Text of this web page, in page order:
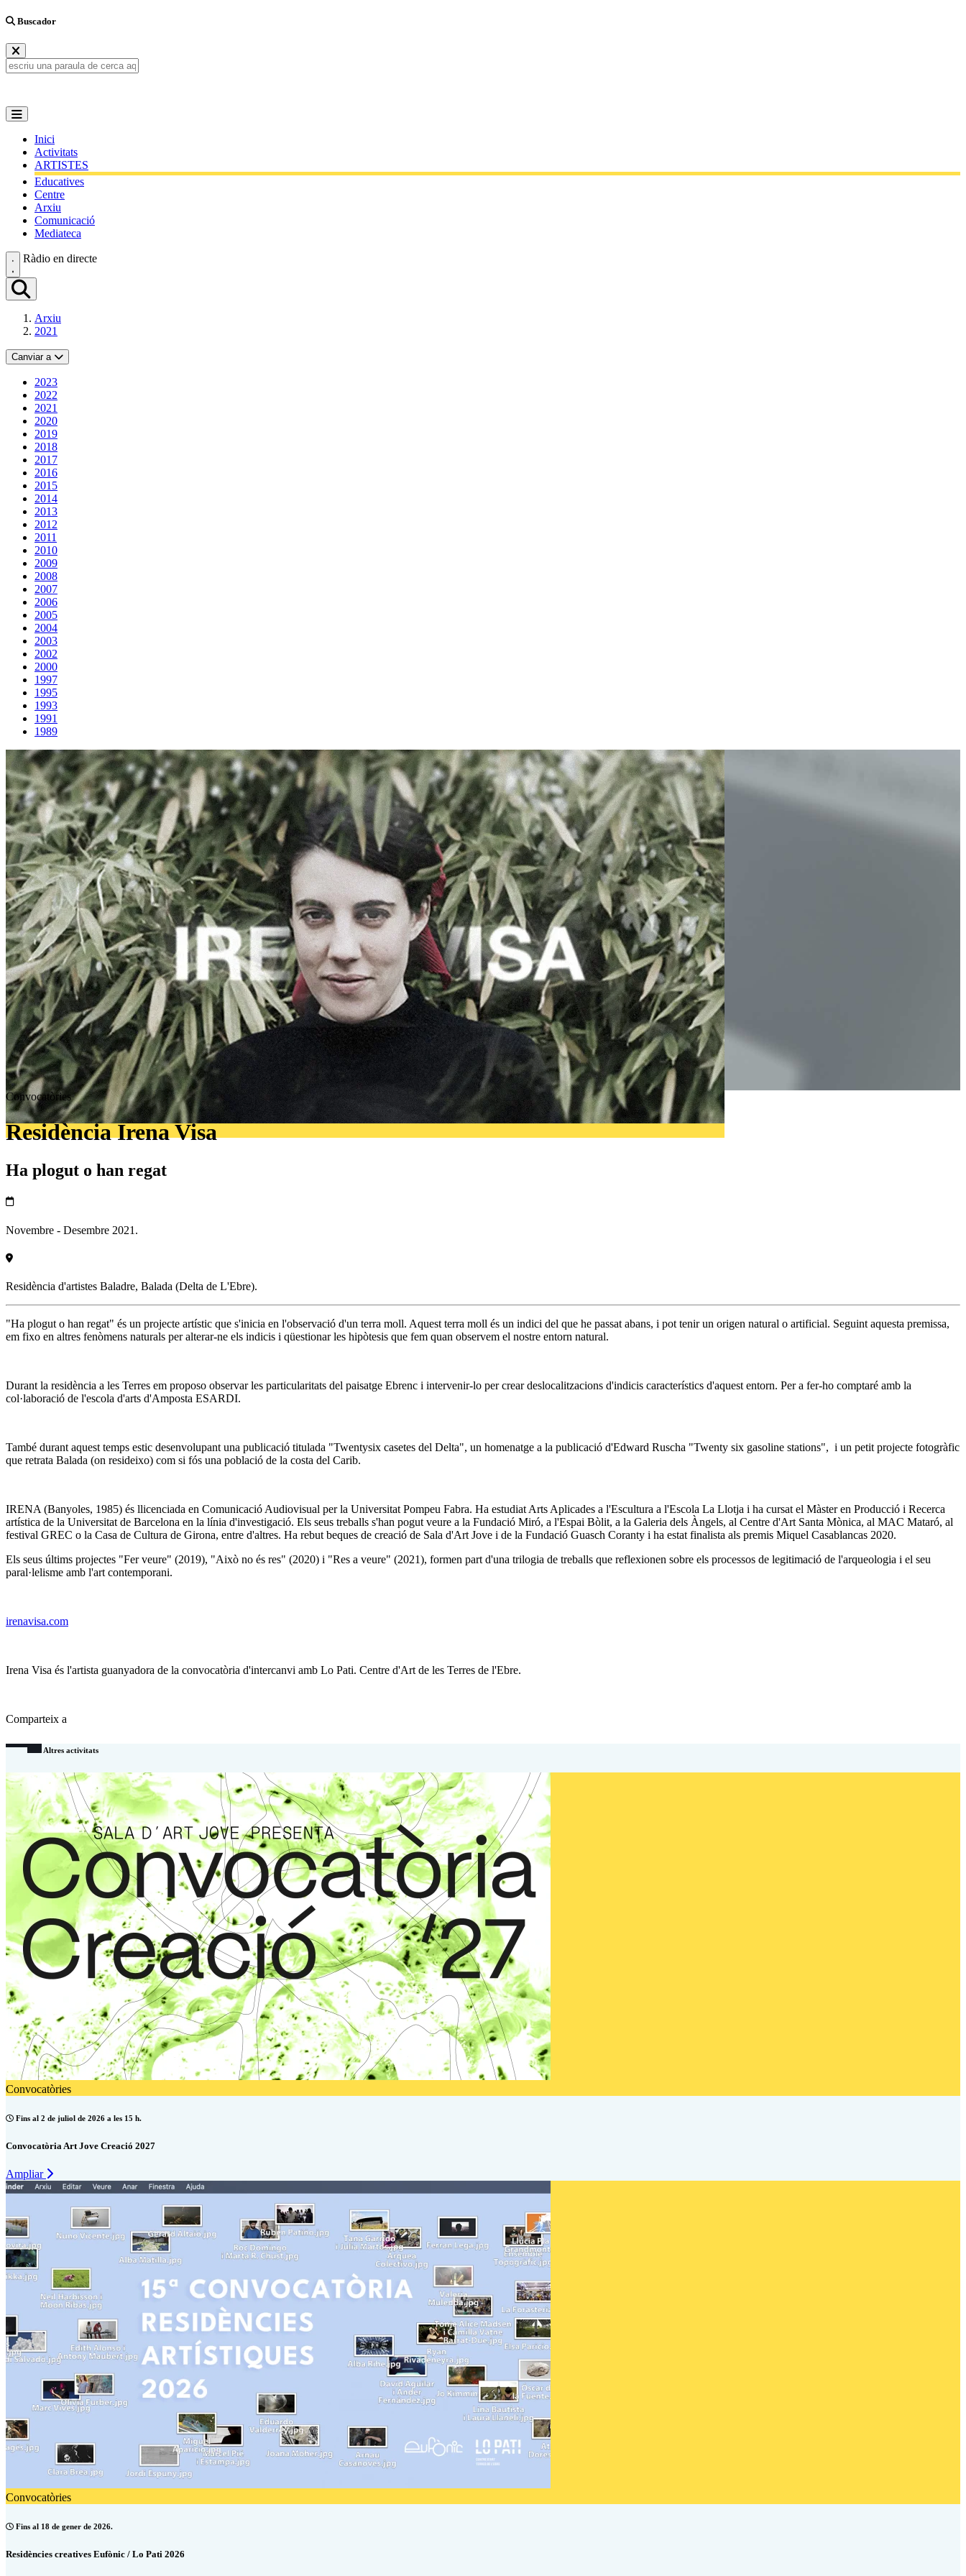
Buscador
Inici
Activitats
ARTISTES
Educatives
Centre
Arxiu
Comunicació
Mediateca
Ràdio en directe
Arxiu
2021
Canviar a
2023
2022
2021
2020
2019
2018
2017
2016
2015
2014
2013
2012
2011
2010
2009
2008
2007
2006
2005
2004
2003
2002
2000
1997
1995
1993
1991
1989
Convocatòries
Residència Irena Visa
Ha plogut o han regat
Novembre - Desembre 2021.
Residència d'artistes Baladre, Balada (Delta de L'Ebre).
"Ha plogut o han regat" és un projecte artístic que s'inicia en l'observació d'un terra moll. Aquest terra moll és un indici del que he passat abans, i pot tenir un origen natural o artificial. Seguint aquesta premissa,
em fixo en altres fenòmens naturals per alterar-ne els indicis i qüestionar les hipòtesis que fem quan observem el nostre entorn natural.
Durant la residència a les Terres em proposo observar les particularitats del paisatge Ebrenc i intervenir-lo per crear deslocalitzacions d'indicis característics d'aquest entorn. Per a fer-ho comptaré amb la
col·laboració de l'escola d'arts d'Amposta ESARDI.
També durant aquest temps estic desenvolupant una publicació titulada "Twentysix casetes del Delta", un homenatge a la publicació d'Edward Ruscha "Twenty six gasoline stations", i un petit projecte fotogràfic
que retrata Balada (on resideixo) com si fós una població de la costa del Carib.
IRENA (Banyoles, 1985) és llicenciada en Comunicació Audiovisual per la Universitat Pompeu Fabra. Ha estudiat Arts Aplicades a l'Escultura a l'Escola La Llotja i ha cursat el Màster en Producció i Recerca
artística de la Universitat de Barcelona en la línia d'investigació. Els seus treballs s'han pogut veure a la Fundació Miró, a l'Espai Bòlit, a la Galeria dels Àngels, al Centre d'Art Santa Mònica, al MAC Mataró, al
festival GREC o la Casa de Cultura de Girona, entre d'altres. Ha rebut beques de creació de Sala d'Art Jove i de la Fundació Guasch Coranty i ha estat finalista als premis Miquel Casablancas 2020.
Els seus últims projectes "Fer veure" (2019), "Això no és res" (2020) i "Res a veure" (2021), formen part d'una trilogia de treballs que reflexionen sobre els processos de legitimació de l'arqueologia i el seu
paral·lelisme amb l'art contemporani.
irenavisa.com
Irena Visa és l'artista guanyadora de la convocatòria d'intercanvi amb Lo Pati. Centre d'Art de les Terres de l'Ebre.
Comparteix a
Altres activitats
Convocatòries
Fins al 2 de juliol de 2026 a les 15 h.
Convocatòria Art Jove Creació 2027
Ampliar
Convocatòries
Fins al 18 de gener de 2026.
Residències creatives Eufònic / Lo Pati 2026